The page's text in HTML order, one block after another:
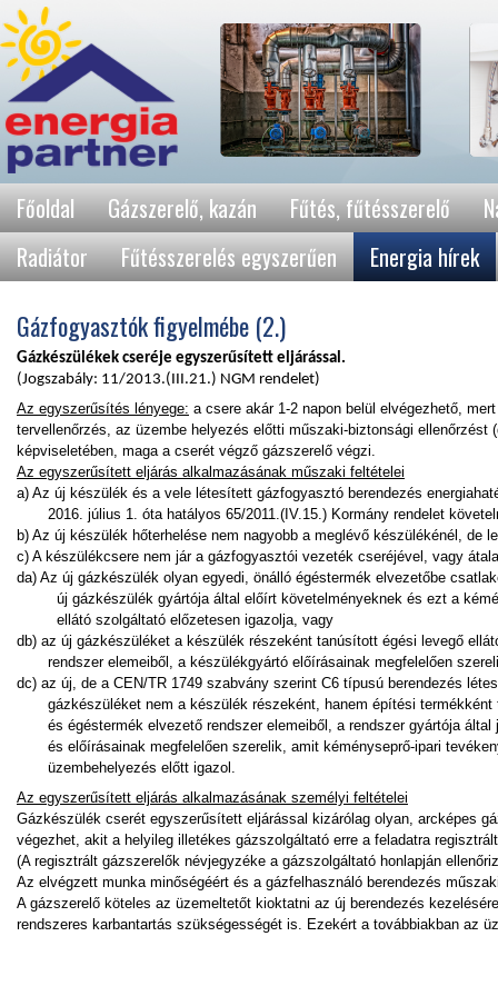
Főoldal Gázszerelő, kazán Fűtés, fűtésszerelő
Radiátor
Fűtésszerelés egyszerűen Energia hírek
Gázfogyasztók figyelmébe (2.)
Gázkészülékek cseréje egyszerűsített eljárással.
(Jogszabály: 11/2013.(III.21.) NGM rendelet)
Az egyszerűsítés lényege: a csere akár 1-2 napon belül elvégezhető,
tervellenőrzés, az üzembe helyezés előtti műszaki-biztonsági ellenőrzést
képviseletében, maga a cserét végző gázszerelő végzi.
Az egyszerűsített eljárás alkalmazásának műszaki feltételei
a) Az új készülék és a vele létesített gázfogyasztó berendezés
2016. július 1. óta hatályos 65/2011.(IV.15.) Kormány rendelet
b) Az új készülék hőterhelése nem nagyobb a meglévő készülékénél, de
c) A készülékcsere nem jár a gázfogyasztói vezeték cseréjével, vagy
da) Az új gázkészülék olyan egyedi, önálló égéstermék elvezetőbe
új gázkészülék gyártója által előírt követelményeknek és ezt a
ellátó szolgáltató előzetesen igazolja, vagy
db) az új gázkészüléket a készülék részeként tanúsított égési levegő
rendszer elemeiből, a készülékgyártó előírásainak megfelelően
dc) az új, de a CEN/TR 1749 szabvány szerint C6 típusú berendezés
gázkészüléket nem a készülék részeként, hanem építési termékként
és égéstermék elvezető rendszer elemeiből, a rendszer gyártója által
és előírásainak megfelelően szerelik, amit kéményseprő-ipari
üzembehelyezés előtt igazol.
Az egyszerűsített eljárás alkalmazásának személyi feltételei
Gázkészülék cserét egyszerűsített eljárással kizárólag olyan, arcképes
végezhet, akit a helyileg illetékes gázszolgáltató erre a feladatra
(A regisztrált gázszerelők névjegyzéke a gázszolgáltató honlapján
Az elvégzett munka minőségéért és a gázfelhasználó berendezés
A gázszerelő köteles az üzemeltetőt kioktatni az új berendezés
rendszeres karbantartás szükségességét is. Ezekért a továbbiakban az